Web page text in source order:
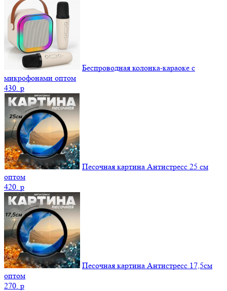
Беспроводная колонка-караоке с
микрофонами оптом
430. p
Песочная картина Антистресс 25 см
оптом
420. p
Песочная картина Антистресс 17,5см
оптом
270. p